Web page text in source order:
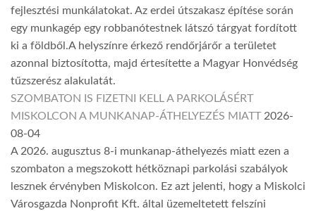
fejlesztési munkálatokat. Az erdei útszakasz építése során
egy munkagép egy robbanótestnek látszó tárgyat fordított
ki a földből.A helyszínre érkező rendőrjárőr a területet
azonnal biztosította, majd értesítette a Magyar Honvédség
tűzszerész alakulatát.
SZOMBATON IS FIZETNI KELL A PARKOLÁSÉRT
MISKOLCON A MUNKANAP-ÁTHELYEZÉS MIATT 2026-
08-04
A 2026. augusztus 8-i munkanap-áthelyezés miatt ezen a
szombaton a megszokott hétköznapi parkolási szabályok
lesznek érvényben Miskolcon. Ez azt jelenti, hogy a Miskolci
Városgazda Nonprofit Kft. által üzemeltetett felszíni